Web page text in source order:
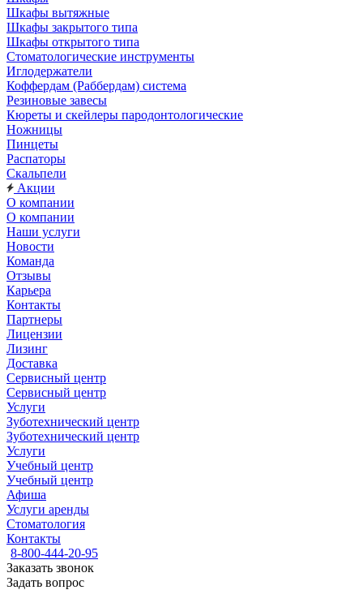
Шкафы вытяжные
Шкафы закрытого типа
Шкафы открытого типа
Стоматологические инструменты
Иглодержатели
Коффердам (Раббердам) система
Резиновые завесы
Кюреты и скейлеры пародонтологические
Ножницы
Пинцеты
Распаторы
Скальпели
Акции
О компании
О компании
Наши услуги
Новости
Команда
Отзывы
Карьера
Контакты
Партнеры
Лицензии
Лизинг
Доставка
Сервисный центр
Сервисный центр
Услуги
Зуботехнический центр
Зуботехнический центр
Услуги
Учебный центр
Учебный центр
Афиша
Услуги аренды
Стоматология
Контакты
8-800-444-20-95
Заказать звонок
Задать вопрос